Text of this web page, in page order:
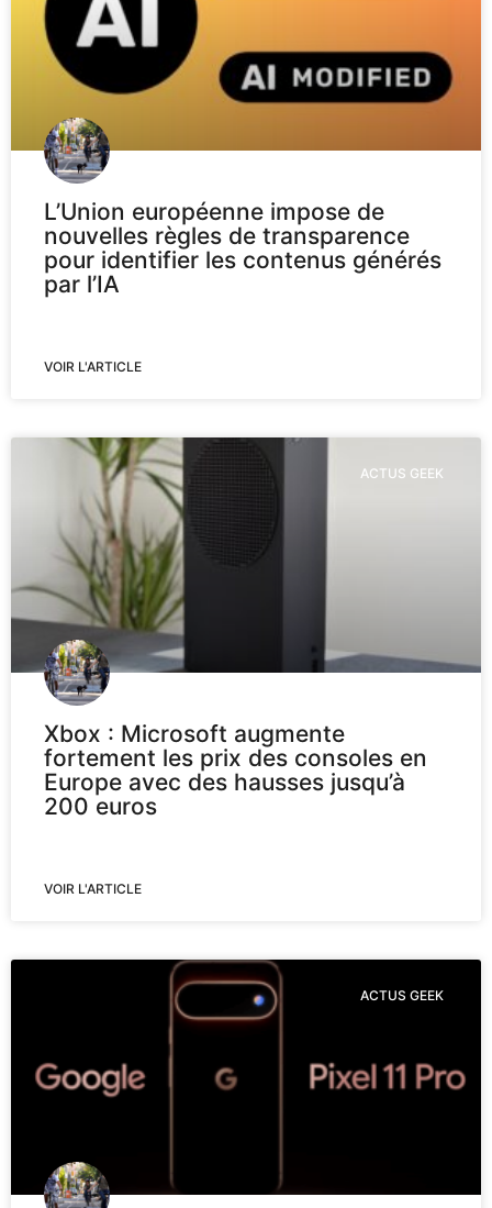
L’Union européenne impose de
nouvelles règles de transparence
pour identifier les contenus générés
par l’IA
VOIR L'ARTICLE
ACTUS GEEK
Xbox : Microsoft augmente
fortement les prix des consoles en
Europe avec des hausses jusqu’à
200 euros
VOIR L'ARTICLE
ACTUS GEEK